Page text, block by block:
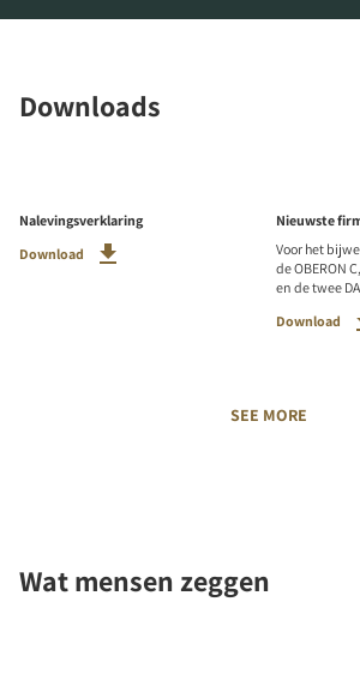
Downloads
Nalevingsverklaring
Download
Nieuwste
Voor het
de OBERON
en de twee
Download
SEE MORE
Wat mensen zeggen